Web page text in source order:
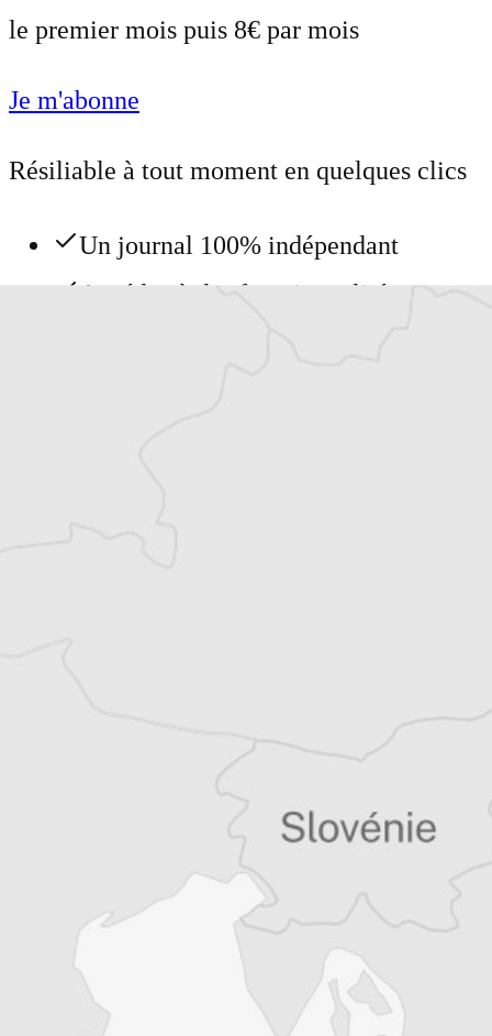
le premier mois puis 8€ par mois
Je m'abonne
Résiliable à tout moment en quelques clics
Un journal 100% indépendant
Accédez à des fonctionnalités